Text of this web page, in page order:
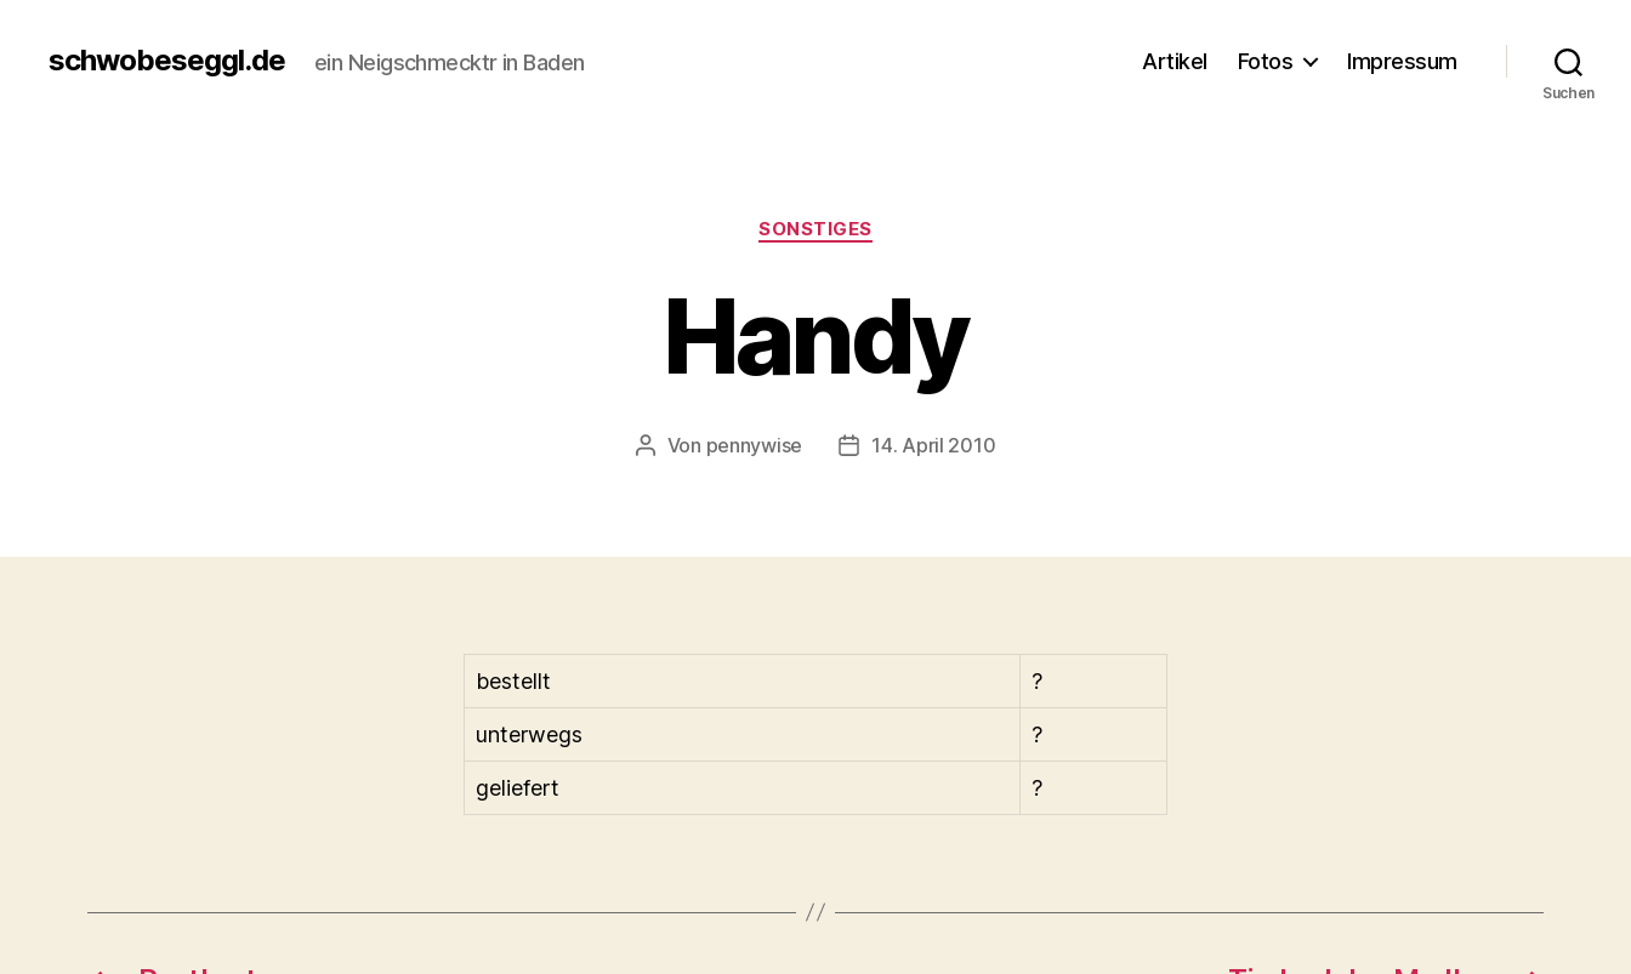
schwobeseggl.de ein Neigschmecktr in Baden Artikel Fotos Impressum
Suchen
Kategorien
SONSTIGES
Handy
Beitragsautor
Von pennywise Veröffentlichungsdatum
14. April 2010
bestellt ?
unterwegs ?
geliefert ?